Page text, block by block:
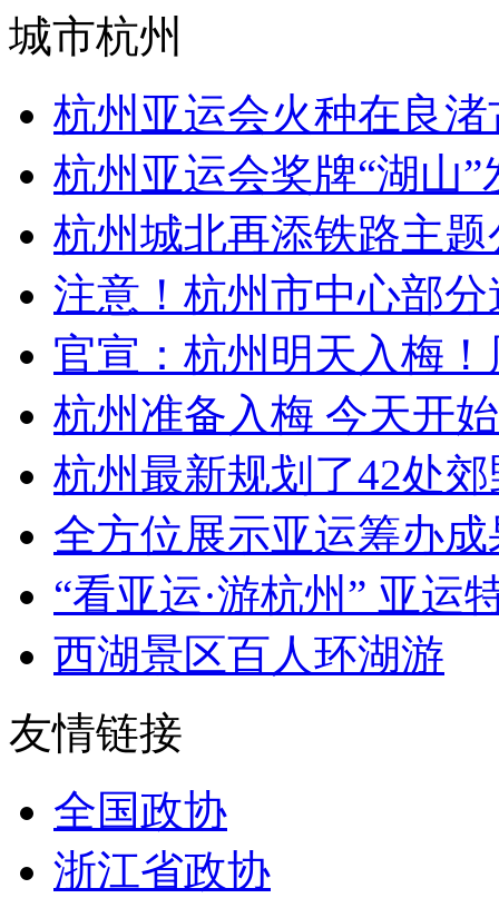
城市杭州
杭州亚运会火种在良
杭州亚运会奖牌“湖山
杭州城北再添铁路主
注意！杭州市中心部
官宣：杭州明天入梅
杭州准备入梅 今天开
杭州最新规划了42处
全方位展示亚运筹办
“看亚运·游杭州” 亚运
西湖景区百人环湖游
友情链接
全国政协
浙江省政协